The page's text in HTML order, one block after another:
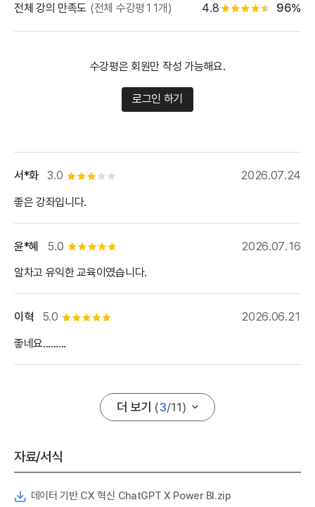
전체 강의 만족도 (전체 수강평11개) 4.8 별점 4.5개 별점 백
96%
수강평은 회원만 작성 가능해요.
로그인 하기
3.0 별점 3개
서*화
2026.07.24
좋은 강좌입니다.
5.0 별점 5개
윤*혜
2026.07.16
알차고 유익한 교육이였습니다.
5.0 별점 5개
이혁
2026.06.21
좋네요.........
더 보기 (3/11)
자료/서식
데이터 기반 CX 혁신 ChatGPT X Power BI.zip